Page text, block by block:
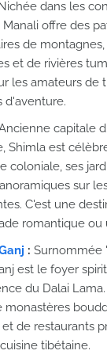
dans les
Manali offre des
de
et de rivières
les amateurs de
d'aventure.
capitale
Shimla est
coloniale, ses
sur
C'est une
romantique ou
: Surnommée
est le foyer
du Dalai
monastères
et de restaurants
tibétaine.